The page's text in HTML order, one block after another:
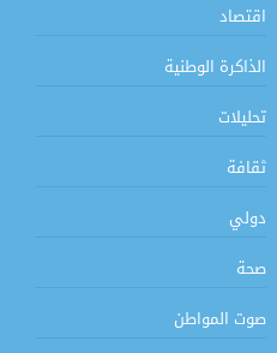
اقتصاد
الذاكرة الوطنية
تحليلات
ثقافة
دولي
صحة
صوت المواطن